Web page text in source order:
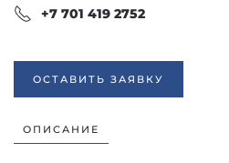
+7 701 419 2752
ОСТАВИТЬ ЗАЯВКУ
ОПИСАНИЕ